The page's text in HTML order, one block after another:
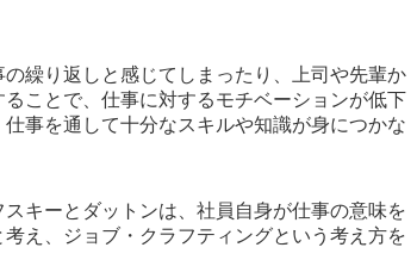
繰り返しと感じてしまったり、上司や先輩か
ことで、仕事に対するモチベーションが低下
事を通して十分なスキルや知識が身につかな
キーとダットンは、社員自身が仕事の意味を
え、ジョブ・クラフティングという考え方を